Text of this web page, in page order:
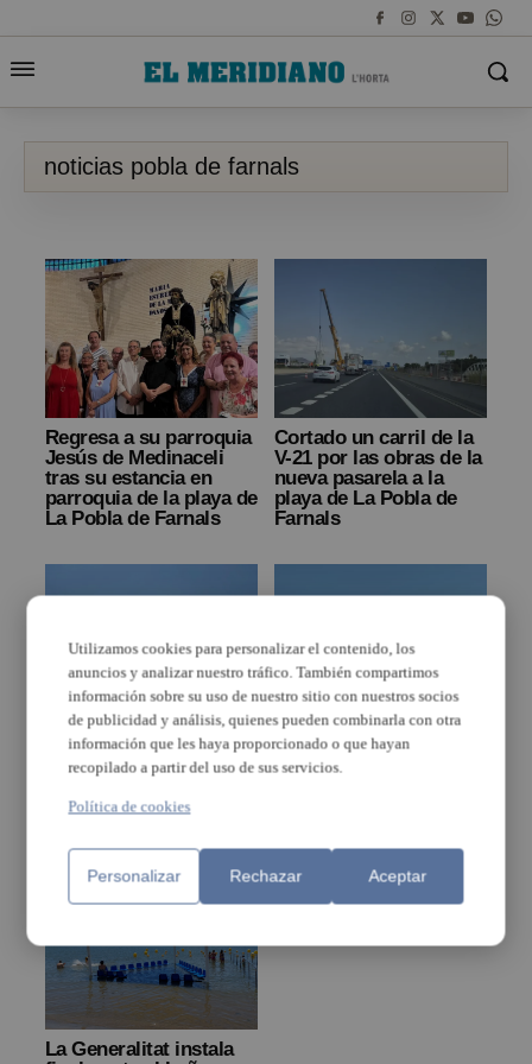
noticias pobla de farnals
Regresa a su parroquia
Jesús de Medinaceli
tras su estancia en
parroquia de la playa de
La Pobla de Farnals
Cortado un carril de la
V-21 por las obras de la
nueva pasarela a la
playa de La Pobla de
Farnals
Abiertas las playas de
La Pobla de Farnals, la
mancha detectada
estaba compuesta de
Prohibido el baño en
las dos playas de La
La Generalitat instala
Utilizamos cookies para personalizar el contenido, los
anuncios y analizar nuestro tráfico. También compartimos
información sobre su uso de nuestro sitio con nuestros socios
de publicidad y análisis, quienes pueden combinarla con otra
información que les haya proporcionado o que hayan
recopilado a partir del uso de sus servicios.
Política de cookies
Personalizar Rechazar Aceptar